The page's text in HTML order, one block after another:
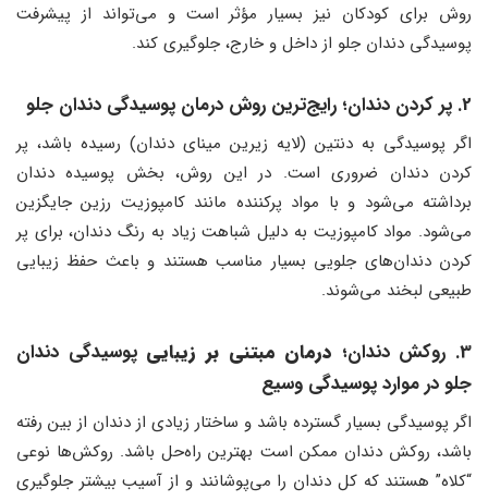
روش برای کودکان نیز بسیار مؤثر است و می‌تواند از پیشرفت
پوسیدگی دندان جلو از داخل و خارج، جلوگیری کند.
2. پر کردن دندان؛ رایج‌ترین روش درمان پوسیدگی دندان جلو
اگر پوسیدگی به دنتین (لایه زیرین مینای دندان) رسیده باشد، پر
کردن دندان ضروری است. در این روش، بخش پوسیده دندان
برداشته می‌شود و با مواد پرکننده مانند کامپوزیت رزین جایگزین
می‌شود. مواد کامپوزیت به دلیل شباهت زیاد به رنگ دندان، برای پر
کردن دندان‌های جلویی بسیار مناسب هستند و باعث حفظ زیبایی
طبیعی لبخند می‌شوند.
3. روکش دندان ؛ درمان مبتنی بر زیباییپوسیدگی دندان
جلو در موارد پوسیدگی وسیع
اگر پوسیدگی بسیار گسترده باشد و ساختار زیادی از دندان از بین رفته
باشد، روکش دندان ممکن است بهترین راه‌حل باشد. روکش‌ها نوعی
“کلاه” هستند که کل دندان را می‌پوشانند و از آسیب بیشتر جلوگیری